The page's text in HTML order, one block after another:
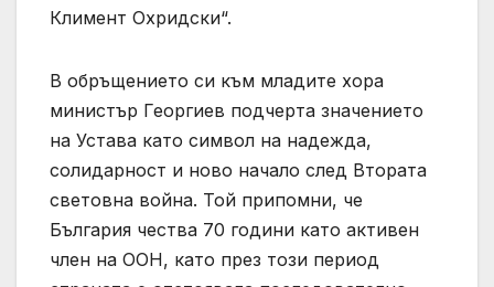
Климент Охридски“.
В обръщението си към младите хора
министър Георгиев подчерта значението
на Устава като символ на надежда,
солидарност и ново начало след Втората
световна война. Той припомни, че
България чества 70 години като активен
член на ООН, като през този период